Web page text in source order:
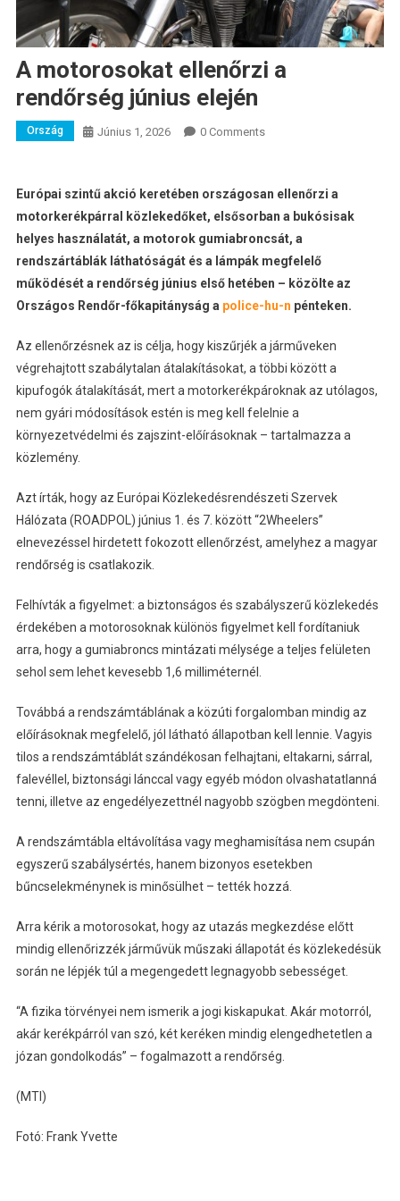
A motorosokat ellenőrzi a
rendőrség június elején
Ország Június 1, 2026 0 Comments
Európai szintű akció keretében országosan ellenőrzi a
motorkerékpárral közlekedőket, elsősorban a bukósisak
helyes használatát, a motorok gumiabroncsát, a
rendszártáblák láthatóságát és a lámpák megfelelő
működését a rendőrség június első hetében – közölte az
Országos Rendőr-főkapitányság a police-hu-n pénteken.
Az ellenőrzésnek az is célja, hogy kiszűrjék a járműveken
végrehajtott szabálytalan átalakításokat, a többi között a
kipufogók átalakítását, mert a motorkerékpároknak az utólagos,
nem gyári módosítások estén is meg kell felelnie a
környezetvédelmi és zajszint-előírásoknak – tartalmazza a
közlemény.
Azt írták, hogy az Európai Közlekedésrendészeti Szervek
Hálózata (ROADPOL) június 1. és 7. között “2Wheelers”
elnevezéssel hirdetett fokozott ellenőrzést, amelyhez a magyar
rendőrség is csatlakozik.
Felhívták a figyelmet: a biztonságos és szabályszerű közlekedés
érdekében a motorosoknak különös figyelmet kell fordítaniuk
arra, hogy a gumiabroncs mintázati mélysége a teljes felületen
sehol sem lehet kevesebb 1,6 milliméternél.
Továbbá a rendszámtáblának a közúti forgalomban mindig az
előírásoknak megfelelő, jól látható állapotban kell lennie. Vagyis
tilos a rendszámtáblát szándékosan felhajtani, eltakarni, sárral,
falevéllel, biztonsági lánccal vagy egyéb módon olvashatatlanná
tenni, illetve az engedélyezettnél nagyobb szögben megdönteni.
A rendszámtábla eltávolítása vagy meghamisítása nem csupán
egyszerű szabálysértés, hanem bizonyos esetekben
bűncselekménynek is minősülhet – tették hozzá.
Arra kérik a motorosokat, hogy az utazás megkezdése előtt
mindig ellenőrizzék járművük műszaki állapotát és közlekedésük
során ne lépjék túl a megengedett legnagyobb sebességet.
“A fizika törvényei nem ismerik a jogi kiskapukat. Akár motorról,
akár kerékpárról van szó, két keréken mindig elengedhetetlen a
józan gondolkodás” – fogalmazott a rendőrség.
(MTI)
Fotó: Frank Yvette